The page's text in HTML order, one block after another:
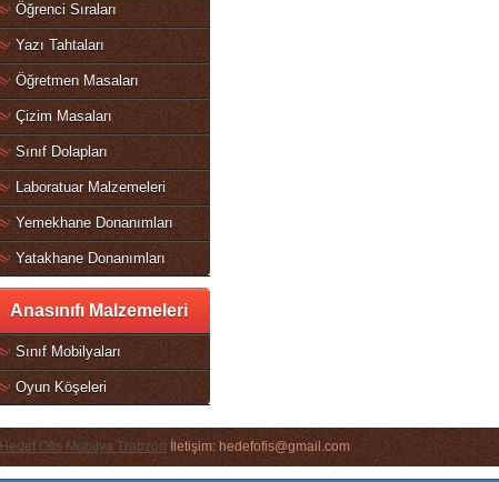
Öğrenci Sıraları
Yazı Tahtaları
Öğretmen Masaları
Çizim Masaları
Sınıf Dolapları
Laboratuar Malzemeleri
Yemekhane Donanımları
Yatakhane Donanımları
Anasınıfı Malzemeleri
Sınıf Mobilyaları
Oyun Köşeleri
Hedef Ofis Mobilya Trabzonİletişim: hedefofis@gmail.com